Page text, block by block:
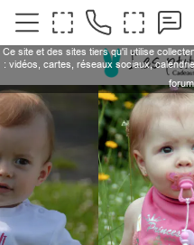
Ce site et des sites tiers qu'il utilise
: vidéos, cartes, réseaux sociaux,